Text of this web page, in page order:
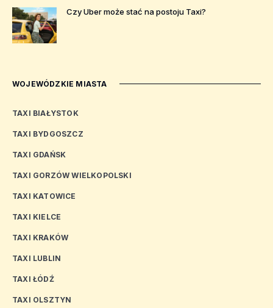
Czy Uber może stać na postoju Taxi?
WOJEWÓDZKIE MIASTA
TAXI BIAŁYSTOK
TAXI BYDGOSZCZ
TAXI GDAŃSK
TAXI GORZÓW WIELKOPOLSKI
TAXI KATOWICE
TAXI KIELCE
TAXI KRAKÓW
TAXI LUBLIN
TAXI ŁÓDŹ
TAXI OLSZTYN